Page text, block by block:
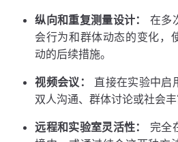
纵向和重复测量设计：
在多
会行为和群体动态的变化，
动的后续措施。
视频会议：
直接在实验中启
双人沟通、群体讨论或社会丰
远程和实验室灵活性：
完全